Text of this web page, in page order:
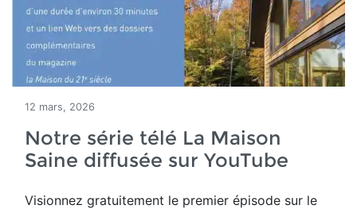
12 mars, 2026
Notre série télé La Maison
Saine diffusée sur YouTube
Visionnez gratuitement le premier épisode sur le